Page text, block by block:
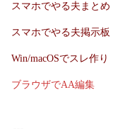
スマホでやる夫まとめ
スマホでやる夫掲示板
Win/macOSでスレ作り
ブラウザでAA編集